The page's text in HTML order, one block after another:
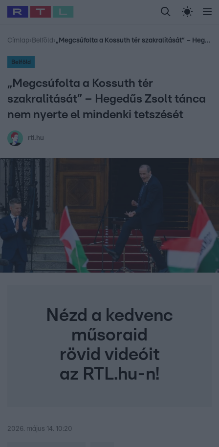
Legfrissebb RTL Híradó Randi Celeb vagyok,
Babits Marcella Most Wanted Gallusz
Címlap› Belföld › „Megcsúfolta a Kossuth tér szakralitását” – Hegedűs Zsolt tánca nem nyerte el mindenki tetszését
Belföld
„Megcsúfolta a Kossuth tér
szakralitását” – Hegedűs Zsolt tánca
nem nyerte el mindenki tetszését
rtl.hu
Nézd a kedvenc
műsoraid
rövid videóit
az RTL.hu-n!
2026. május 14. 10:20